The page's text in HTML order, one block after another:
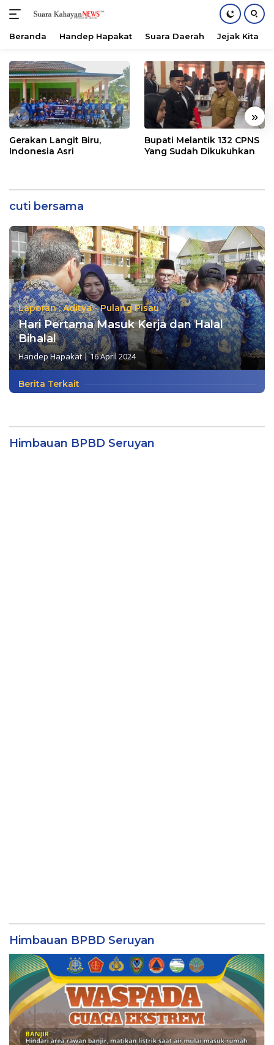
konten
Beranda Handep Hapakat Suara Daerah Jejak Kita
« »
Gerakan Langit Biru,
Indonesia Asri
Bupati Melantik 132 CPNS
Yang Sudah Dikukuhkan
cuti bersama
Laporan : Aditya - Pulang Pisau
Hari Pertama Masuk Kerja dan Halal
Bihalal
Handep Hapakat|16 April 2024
Berita Terkait
Himbauan BPBD Seruyan
Himbauan BPBD Seruyan